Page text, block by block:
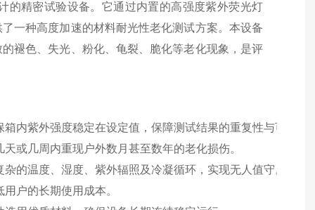
的精密试验设备。它通过内置的高强度紫外荧光灯
一种高度加速的材料耐光性老化测试方案。本设备
褪色、失光、粉化、龟裂、脆化等老化现象，是评
内紫外强度稳定在设定值，保障测试结果的重复性与可比性
或几周内重现户外数月甚至数年的老化损伤。
的温度、湿度、紫外辐照及冷凝循环，实现无人值守。
户的长期使用成本。